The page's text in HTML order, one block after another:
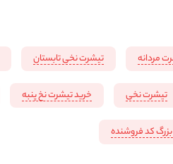
مردانه تیشرت نخی تابستان
تیشرت نخی خرید تیشرت نخ پنبه
کد فروشنده